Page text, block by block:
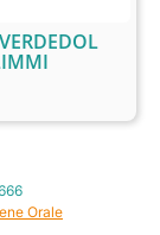
Orale